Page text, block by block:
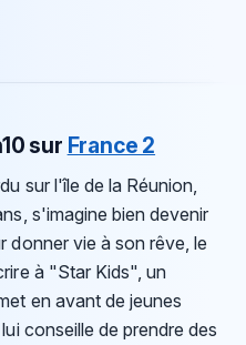
sur France 2
sur l'île de la Réunion,
s'imagine bien devenir
donner vie à son rêve, le
à "Star Kids", un
en avant de jeunes
conseille de prendre des